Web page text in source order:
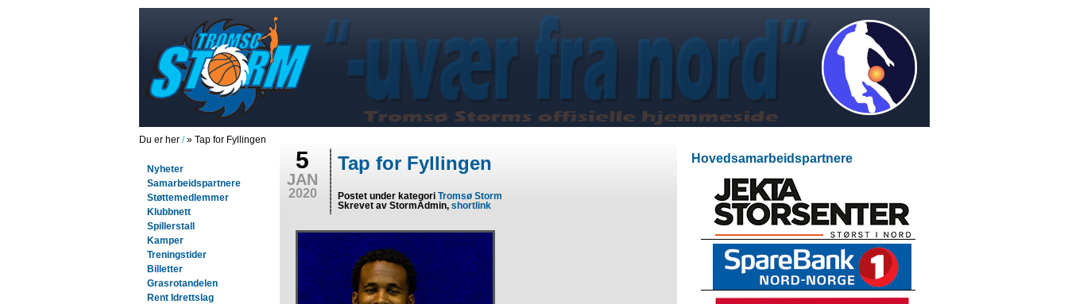
Du er her /» Tap for Fyllingen
Nyheter
Samarbeidspartnere
Støttemedlemmer
Klubbnett
Spillerstall
Kamper
Treningstider
Billetter
Grasrotandelen
Rent Idrettslag
5
JAN
2020
Tap for Fyllingen
Postet under kategori Tromsø Storm
Skrevet av StormAdmin, shortlink
Hovedsamarbeidspartnere